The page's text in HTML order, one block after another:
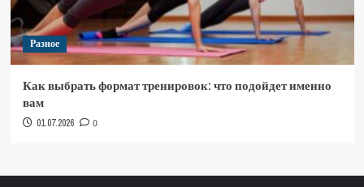
Разное
Как выбрать формат тренировок: что подойдет именно
вам
01.07.2026 0